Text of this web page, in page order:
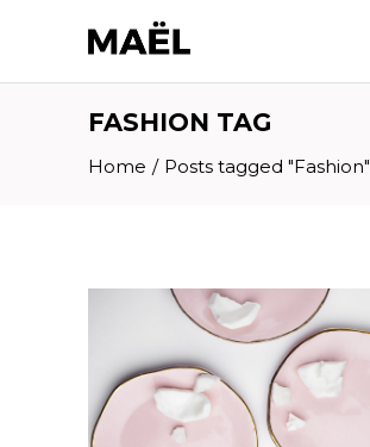
FASHION TAG
Home / Posts tagged "Fashion"